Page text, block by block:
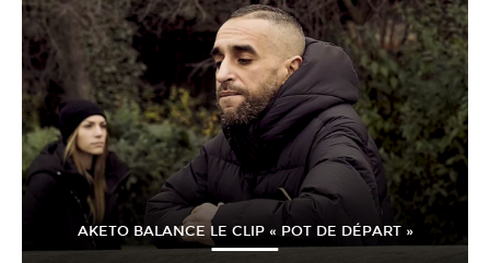
AKETO BALANCE LE CLIP « POT DE DÉPART »